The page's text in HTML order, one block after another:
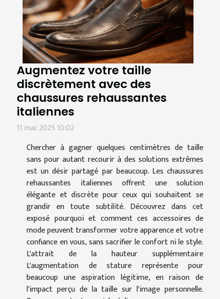
Augmentez votre taille
discrètement avec des
chaussures rehaussantes
italiennes
11 mai 2025 10:02
Chercher à gagner quelques centimètres de taille
sans pour autant recourir à des solutions extrêmes
est un désir partagé par beaucoup. Les chaussures
rehaussantes italiennes offrent une solution
élégante et discrète pour ceux qui souhaitent se
grandir en toute subtilité. Découvrez dans cet
exposé pourquoi et comment ces accessoires de
mode peuvent transformer votre apparence et votre
confiance en vous, sans sacrifier le confort ni le style.
L'attrait de la hauteur supplémentaire
L'augmentation de stature représente pour
beaucoup une aspiration légitime, en raison de
l'impact perçu de la taille sur l'image personnelle.